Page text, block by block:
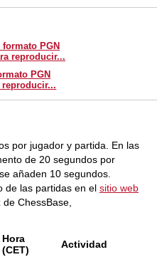
PGN
reproducir...
PGN
reproducir...
por jugador y partida. En las
de 20 segundos por
añaden 10 segundos.
de las partidas en el sitio web
ChessBase,
Hora
(CET)
Actividad